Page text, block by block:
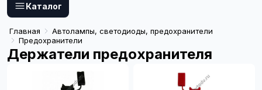
Каталог
Главная
Автолампы, светодиоды, предохранители
Предохранители
Держатели предохранителя